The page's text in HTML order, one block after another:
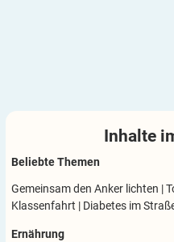
Inhalte
Beliebte Themen
Gemeinsam den Anker lichten |
Klassenfahrt | Diabetes im
Ernährung